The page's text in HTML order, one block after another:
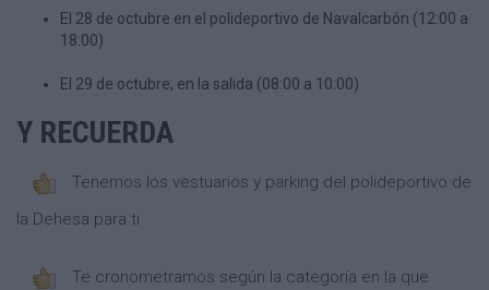
El 28 de octubre en el polideportivo de Navalcarbón (12:00 a
18:00)
El 29 de octubre, en la salida (08:00 a 10:00)
Y RECUERDA
Tenemos los vestuarios y parking del polideportivo de
la Dehesa para ti
Te cronometramos según la categoría en la que